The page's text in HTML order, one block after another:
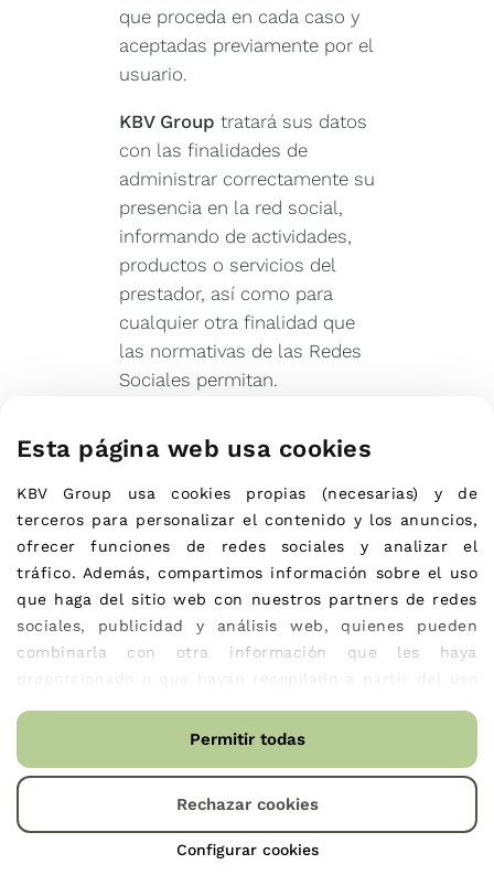
Esta página web usa cookies
KBV Group usa cookies propias (necesarias) y de
terceros para personalizar el contenido y los anuncios,
ofrecer funciones de redes sociales y analizar el
tráfico. Además, compartimos información sobre el uso
que haga del sitio web con nuestros partners de redes
sociales, publicidad y análisis web, quienes pueden
combinarla con otra información que les haya
Política de cookies - KBVPermitir todas
Configurar cookies
Rechazar cookies
que proceda en cada caso y
aceptadas previamente por el
usuario.
KBV Group tratará sus datos
con las finalidades de
administrar correctamente su
presencia en la red social,
informando de actividades,
productos o servicios del
prestador, así como para
cualquier otra finalidad que
las normativas de las Redes
Sociales permitan.
publicación de contenidos:
– Que sean
presuntamente ilícitos por la
normativa nacional,
comunitaria o internacional o
que realicen actividades
presuntamente ilícitas o
– Que atenten
contra los derechos
fundamentales de las
personas, falten a la cortesía
en la red, molesten o puedan